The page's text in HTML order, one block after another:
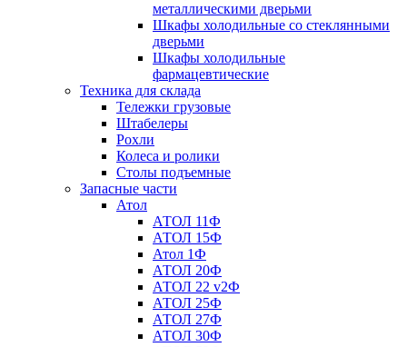
металлическими дверьми
Шкафы холодильные со стеклянными
дверьми
Шкафы холодильные
фармацевтические
Техника для склада
Тележки грузовые
Штабелеры
Рохли
Колеса и ролики
Столы подъемные
Запасные части
Атол
АТОЛ 11Ф
АТОЛ 15Ф
Атол 1Ф
АТОЛ 20Ф
АТОЛ 22 v2Ф
АТОЛ 25Ф
АТОЛ 27Ф
АТОЛ 30Ф